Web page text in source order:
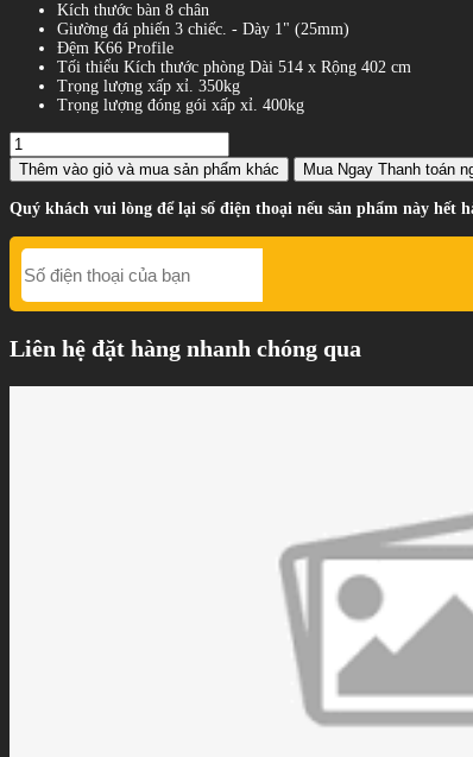
Kích thước bàn 8 chân
Giường đá phiến 3 chiếc. - Dày 1" (25mm)
Đệm K66 Profile
Tối thiểu Kích thước phòng Dài 514 x Rộng 402 cm
Trọng lượng xấp xỉ. 350kg
Trọng lượng đóng gói xấp xỉ. 400kg
Thêm vào giỏ và mua sản phẩm khác Mua Ngay Thanh toán
Quý khách vui lòng để lại số điện thoại nếu sản phẩm này hết
Liên hệ đặt hàng nhanh chóng qua